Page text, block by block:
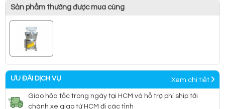
Sản phẩm thường được mua cùng
ƯU ĐÃI DỊCH VỤ Xem chi tiết
Giao hỏa tốc trong ngày tại HCM và hỗ trợ phí ship tới
chành xe giao từ HCM đi các tỉnh